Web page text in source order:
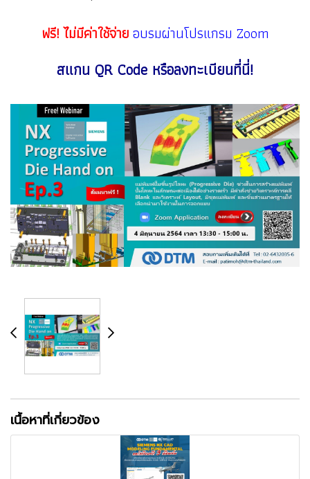
ฟรี! ไม่มีค่าใช้จ่ายอบรมผ่านโปรแกรม Zoom
สแกน QR Code หรือลงทะเบียนที่นี่!
เนื้อหาที่เกี่ยวข้อง